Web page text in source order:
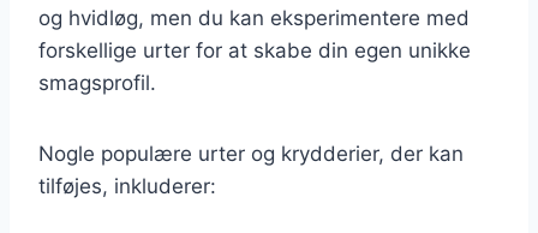
og hvidløg, men du kan eksperimentere med
forskellige urter for at skabe din egen unikke
smagsprofil.
Nogle populære urter og krydderier, der kan
tilføjes, inkluderer: